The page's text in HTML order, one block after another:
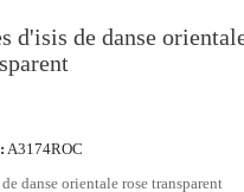
d'isis de danse
A3174ROC
danse orientale rose transparent